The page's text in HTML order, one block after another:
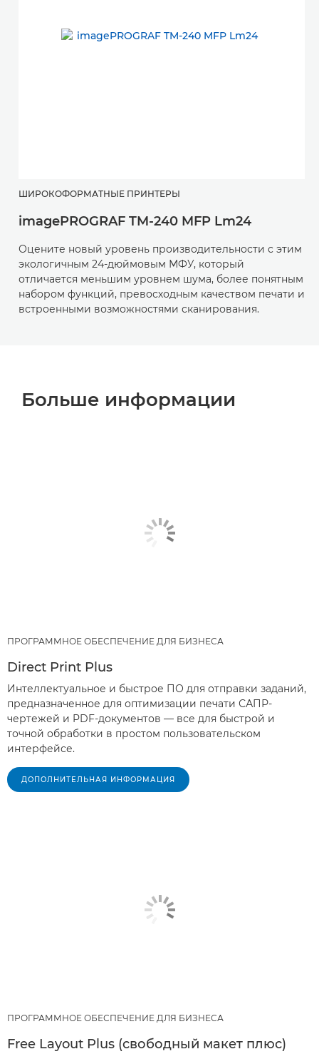
ШИРОКОФОРМАТНЫЕ ПРИНТЕРЫ
imagePROGRAF TM-240 MFP Lm24
Оцените новый уровень производительности с этим
экологичным 24-дюймовым МФУ, который
отличается меньшим уровнем шума, более понятным
набором функций, превосходным качеством печати и
встроенными возможностями сканирования.
Больше информации
ПРОГРАММНОЕ ОБЕСПЕЧЕНИЕ ДЛЯ БИЗНЕСА
Direct Print Plus
Интеллектуальное и быстрое ПО для отправки заданий,
предназначенное для оптимизации печати САПР-
чертежей и PDF-документов — все для быстрой и
точной обработки в простом пользовательском
интерфейсе.
ДОПОЛНИТЕЛЬНАЯ ИНФОРМАЦИЯ
ПРОГРАММНОЕ ОБЕСПЕЧЕНИЕ ДЛЯ БИЗНЕСА
Free Layout Plus (свободный макет плюс)